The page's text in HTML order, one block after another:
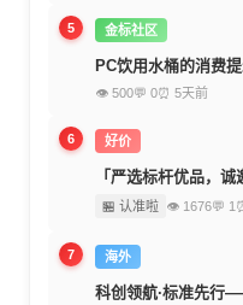
5 金标社区
PC饮用水桶的消费
👁 500💬 0⏰ 5天前
6 好价
「严选标杆优品，诚
🏪 认准啦 👁 1676💬 1
7 海外
科创领航·标准先行